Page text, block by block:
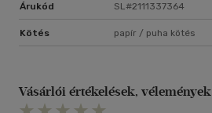
Árukód SL#2111337364
Kötés papír / puha kötés
Vásárlói értékelések, vélemények